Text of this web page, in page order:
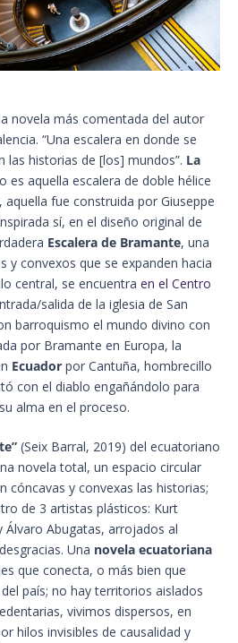
novela más comentada del autor
“Una escalera en donde se
las historias de [los] mundos”. La
es aquella escalera de doble hélice
fue construida por Giuseppe
sí, en el diseño original de
Escalera de Bramante, una
y convexos que se expanden hacia
central, se encuentra en el Centro
salida de la iglesia de San
barroquismo el mundo divino con
por Bramante en Europa, la
Ecuador por Cantuña, hombrecillo
con el diablo engañándolo para
alma en el proceso.
(Seix Barral, 2019) del ecuatoriano
novela total, un espacio circular
cóncavas y convexas las historias;
de 3 artistas plásticos: Kurt
Álvaro Abugatas, arrojados al
Una novela ecuatoriana
que conecta, o más bien que
país; no hay territorios aislados
vivimos dispersos, en
hilos invisibles de causalidad y